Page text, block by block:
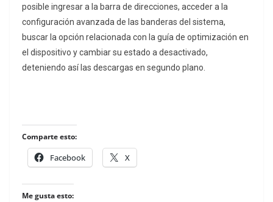
posible ingresar a la barra de direcciones, acceder a la
configuración avanzada de las banderas del sistema,
buscar la opción relacionada con la guía de optimización en
el dispositivo y cambiar su estado a desactivado,
deteniendo así las descargas en segundo plano.
Comparte esto:
Facebook X
Me gusta esto: